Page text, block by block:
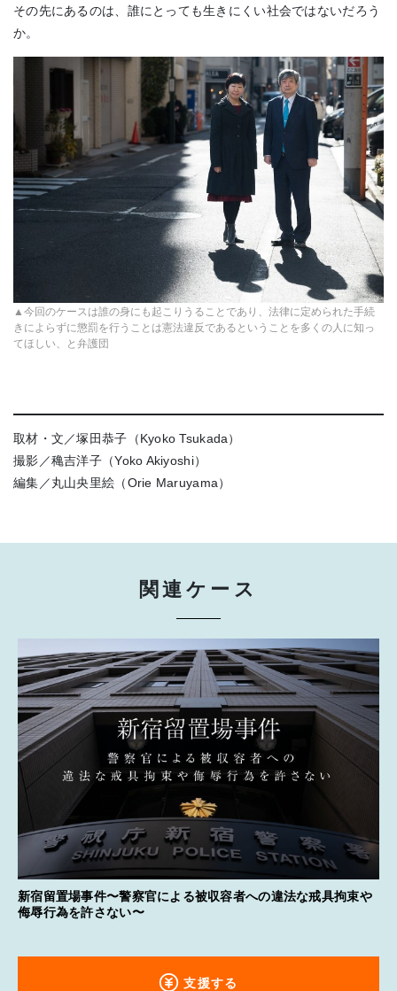
その先にあるのは、誰にとっても生きにくい社会ではないだろう
か。
▲今回のケースは誰の身にも起こりうることであり、法律に定められた手続
きによらずに懲罰を行うことは憲法違反であるということを多くの人に知っ
てほしい、と弁護団
取材・文／塚田恭子（Kyoko Tsukada）
撮影／穐吉洋子（Yoko Akiyoshi）
編集／丸山央里絵（Orie Maruyama）
関連ケース
新宿留置場事件〜警察官による被収容者への違法な戒具拘束や
侮辱行為を許さない〜
支援する